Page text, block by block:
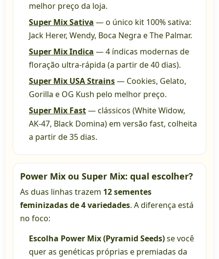
melhor preço da loja.
Super Mix Sativa — o único kit 100% sativa:
Jack Herer, Wendy, Boca Negra e The Palmar.
Super Mix Indica — 4 índicas modernas de
floração ultra-rápida (a partir de 40 dias).
Super Mix USA Strains— Cookies, Gelato,
Gorilla e OG Kush pelo melhor preço.
Super Mix Fast— clássicos (White Widow,
AK-47, Black Domina) em versão fast, colheita
a partir de 35 dias.
Power Mix ou Super Mix: qual escolher?
As duas linhas trazem 12 sementes
feminizadas de 4 variedades. A diferença está
no foco:
Escolha Power Mix (Pyramid Seeds)se você
quer as genéticas próprias e premiadas da